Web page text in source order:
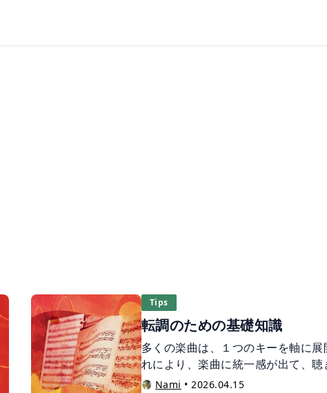
Tips
転調のための基礎知識
多くの楽曲は、１つのキーを軸に
れにより、楽曲に統一感が出て、聴
ります。しかし、時に他のキーを取
Nami •2026.04.15